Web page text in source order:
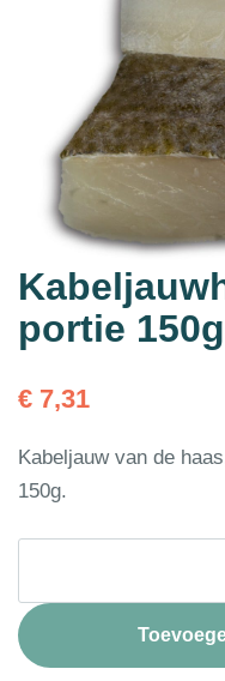
portie 150g
€ 7,31
Kabeljauw van de
150g.
vel
portie
150g
aantal